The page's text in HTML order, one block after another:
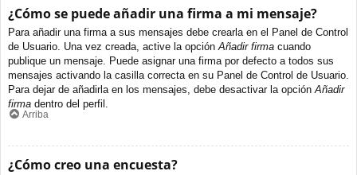
¿Cómo se puede añadir una firma a mi mensaje?
Para añadir una firma a sus mensajes debe crearla en el Panel de Control
de Usuario. Una vez creada, active la opción Añadir firma cuando
publique un mensaje. Puede asignar una firma por defecto a todos sus
mensajes activando la casilla correcta en su Panel de Control de Usuario.
Para dejar de añadirla en los mensajes, debe desactivar la opción Añadir
firma dentro del perfil.
Arriba
¿Cómo creo una encuesta?